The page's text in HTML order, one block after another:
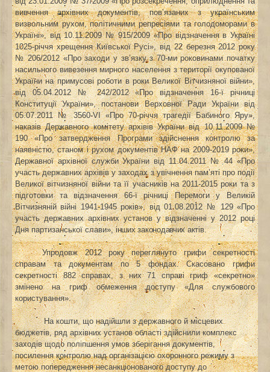
вивчення архівних документів, пов’язаних з українським
визвольним рухом, політичними репресіями та голодоморами в
Україні», від 10.11.2009 № 915/2009 «Про відзначення в Україні
1025-річчя хрещення Київської Русі», від 22 березня 2012 року
№ 206/2012 «Про заходи у зв’язку з 70-ми роковинами початку
насильного вивезення мирного населення з території окупованої
України на примусові роботи в роки Великої Вітчизняної війни»,
від 05.04.2012 № 242/2012 «Про відзначення 16-ї річниці
Конституції України», постанови Верховної Ради України від
05.07.2011 № 3560‑VI «Про 70-річчя трагедії Бабиного Яру»,
наказів Державного комітету архівів України від 10.11.2009 №
190 «Про затвердження Програми здійснення контролю за
наявністю, станом і рухом документів НАФ на 2009-2019 роки»,
Державної архівної служби України від 11.04.2011 № 44 «Про
участь державних архівів у заходах з увічнення пам’яті про події
Великої вітчизняної війни та її учасників на 2011‑2015 роки та з
підготовки та відзначення 66-ї річниці Перемоги у Великій
Вітчизняній війні 1941-1945 років»,від 01.08.2012 № 129 «Про
участь державних архівних установ у відзначенні у 2012 році
Дня партизанської слави»,інших законодавчих актів.
Упродовж 2012 року переглянуто грифи секретності
справам та документам по 5 фондах. Скасовано грифи
секретності 882 справах, з них 71 справі гриф «секретно»
змінено на гриф обмеження доступу «Для службового
користування».
На кошти, що надійшли з державного й місцевих
бюджетів, ряд архівних установ області здійснили комплекс
заходів щодо поліпшення умов зберігання документів,
посилення контролю над організацією охоронного режиму з
метою попередження несанкціонованого доступу до